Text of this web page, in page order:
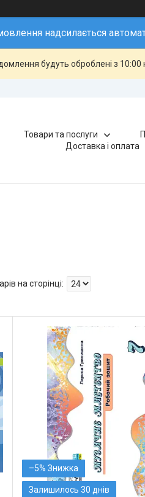
надсилається
будуть оброблені з
Товари та послуги
Доставка і оплата
–5%
Залишилось 30 днів